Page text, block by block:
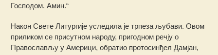
Господом. Амин.“
Након Свете Литургије уследила је трпеза љубави. Овом
приликом се присутном народу, пригодном речју о
Православљу у Америци, обратио протосинђел Дамјан,